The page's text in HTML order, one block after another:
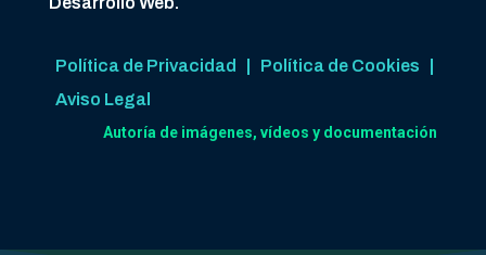
Política de Privacidad Política de Cookies
Aviso Legal
Autoría de imágenes, vídeos y documentación